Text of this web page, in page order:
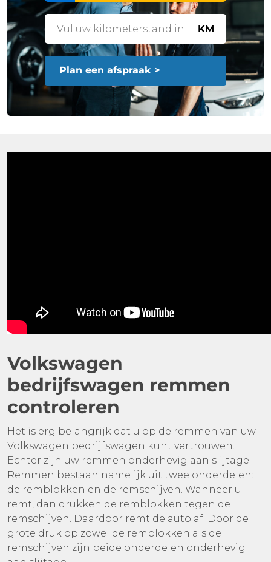
KM
Plan een afspraak >
Volkswagen
bedrijfswagen remmen
controleren
Het is erg belangrijk dat u op de remmen van uw
Volkswagen bedrijfswagen kunt vertrouwen.
Echter zijn uw remmen onderhevig aan slijtage.
Remmen bestaan namelijk uit twee onderdelen:
de remblokken en de remschijven. Wanneer u
remt, dan drukken de remblokken tegen de
remschijven. Daardoor remt de auto af. Door de
grote druk op zowel de remblokken als de
remschijven zijn beide onderdelen onderhevig